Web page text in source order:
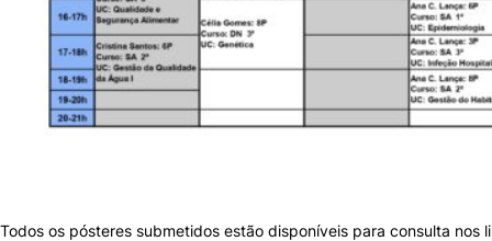
Todos os pósteres submetidos estão disponíveis para consulta nos